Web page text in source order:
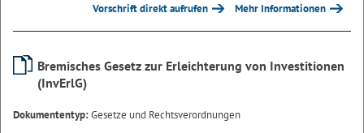
Vorschrift direkt aufrufen Mehr Informationen
Bremisches Gesetz zur Erleichterung von Investitionen
(InvErlG)
Dokumententyp:Gesetze und Rechtsverordnungen